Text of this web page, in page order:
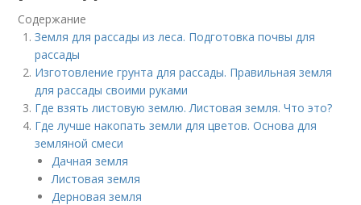
Содержание
Земля для рассады из леса. Подготовка почвы для
рассады
Изготовление грунта для рассады. Правильная земля
для рассады своими руками
Где взять листовую землю. Листовая земля. Что это?
Где лучше накопать земли для цветов. Основа для
земляной смеси
Дачная земля
Листовая земля
Дерновая земля